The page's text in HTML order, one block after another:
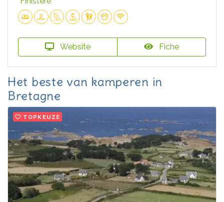
Website Fiche
Het beste van kamperen in
Bretagne
TOPKEUZE